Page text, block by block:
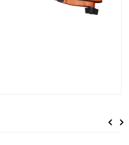
Previous
Next